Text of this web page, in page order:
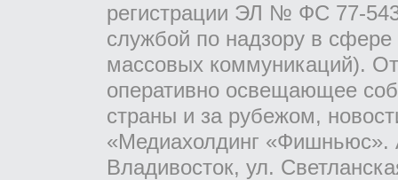
регистрации ЭЛ № ФС 77-
службой по надзору в
массовых коммуникаций).
оперативно освещающее
страны и за рубежом,
«Медиахолдинг «Фишньюс».
Владивосток, ул.